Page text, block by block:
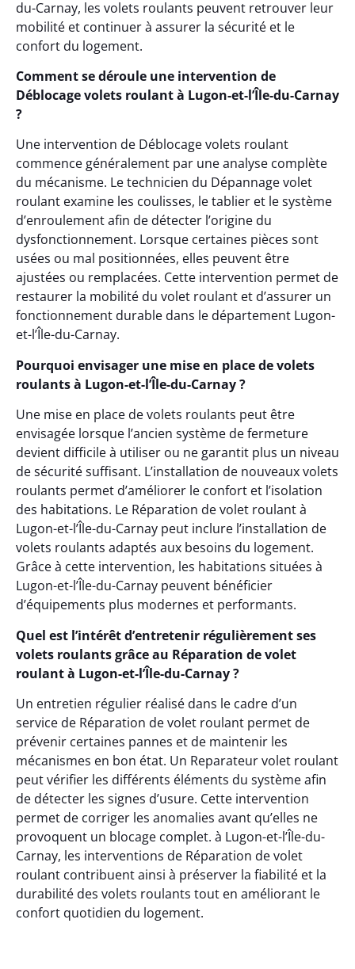
du-Carnay, les volets roulants peuvent retrouver leur
mobilité et continuer à assurer la sécurité et le
confort du logement.
Comment se déroule une intervention de
Déblocage volets roulant à Lugon-et-l’Île-du-Carnay
?
Une intervention de Déblocage volets roulant
commence généralement par une analyse complète
du mécanisme. Le technicien du Dépannage volet
roulant examine les coulisses, le tablier et le système
d’enroulement afin de détecter l’origine du
dysfonctionnement. Lorsque certaines pièces sont
usées ou mal positionnées, elles peuvent être
ajustées ou remplacées. Cette intervention permet de
restaurer la mobilité du volet roulant et d’assurer un
fonctionnement durable dans le département Lugon-
et-l’Île-du-Carnay.
Pourquoi envisager une mise en place de volets
roulants à Lugon-et-l’Île-du-Carnay ?
Une mise en place de volets roulants peut être
envisagée lorsque l’ancien système de fermeture
devient difficile à utiliser ou ne garantit plus un niveau
de sécurité suffisant. L’installation de nouveaux volets
roulants permet d’améliorer le confort et l’isolation
des habitations. Le Réparation de volet roulant à
Lugon-et-l’Île-du-Carnay peut inclure l’installation de
volets roulants adaptés aux besoins du logement.
Grâce à cette intervention, les habitations situées à
Lugon-et-l’Île-du-Carnay peuvent bénéficier
d’équipements plus modernes et performants.
Quel est l’intérêt d’entretenir régulièrement ses
volets roulants grâce au Réparation de volet
roulant à Lugon-et-l’Île-du-Carnay ?
Un entretien régulier réalisé dans le cadre d’un
service de Réparation de volet roulant permet de
prévenir certaines pannes et de maintenir les
mécanismes en bon état. Un Reparateur volet roulant
peut vérifier les différents éléments du système afin
de détecter les signes d’usure. Cette intervention
permet de corriger les anomalies avant qu’elles ne
provoquent un blocage complet. à Lugon-et-l’Île-du-
Carnay, les interventions de Réparation de volet
roulant contribuent ainsi à préserver la fiabilité et la
durabilité des volets roulants tout en améliorant le
confort quotidien du logement.